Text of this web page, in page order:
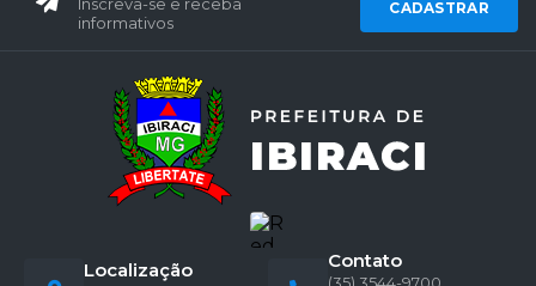
informativos
CADASTRAR
Localização Contato
(35) 3544-9700